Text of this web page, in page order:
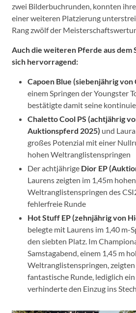
zwei Bilderbuchrunden, konnten
einer weiteren Platzierung
Rang zwölf der
Auch die weiteren Pferde aus dem
sich hervorragend:
Capoen Blue (siebenjährig von
einem Springen der Youngster
bestätigte damit seine
Chaletto Cool PS (achtjährig
Auktionspferd 2025) und
großes Potenzial mit einer
hohen Weltranglistenspringen
Der achtjährige Dior EP
Laurens zeigten im 1,45m hohen
Weltranglistenspringen des
fehlerfreie Runde
Hot Stuff EP (zehnjährig von
belegte mit Laurens im 1,40 m-
den siebten Platz. Im
Samstagabend, einem 1,45 m
Weltranglistenspringen,
fantastische Runde, lediglich
verhinderte den Einzug ins